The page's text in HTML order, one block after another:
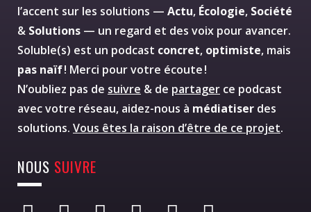
l’accent sur les solutions — Actu, Écologie, Société
& Solutions — un regard et des voix pour avancer.
Soluble(s) est un podcast concret, optimiste, mais
pas naïf! Merci pour votre écoute !
N’oubliez pas de suivre & de partager ce podcast
avec votre réseau, aidez-nous à médiatiser des
solutions. Vous êtes la raison d’être de ce projet.
NOUS SUIVRE